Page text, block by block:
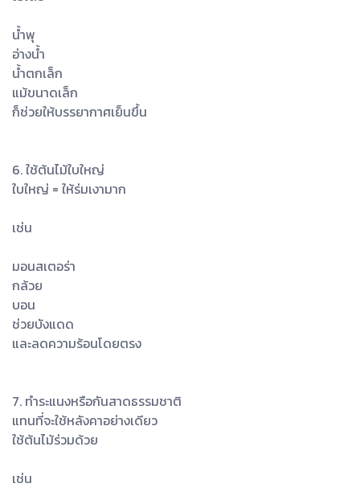
น้ำพุ
อ่างน้ำ
น้ำตกเล็ก
แม้ขนาดเล็ก
ก็ช่วยให้บรรยากาศเย็นขึ้น
6. ใช้ต้นไม้ใบใหญ่
ใบใหญ่ = ให้ร่มเงามาก
เช่น
มอนสเตอร่า
กล้วย
บอน
ช่วยบังแดด
และลดความร้อนโดยตรง
7. ทำระแนงหรือกันสาดธรรมชาติ
แทนที่จะใช้หลังคาอย่างเดียว
ใช้ต้นไม้ร่วมด้วย
เช่น